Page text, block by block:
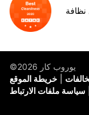
©يوروب كار 2026
خريطة الموقع
سياسة ملفات الارتباط